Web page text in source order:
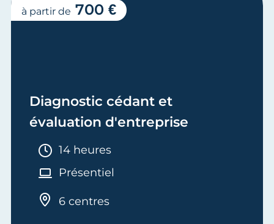
Diagnostic cédant et
évaluation d'entreprise
Durée :
14 heures
Présentiel
6 centres
à partir de 700 €